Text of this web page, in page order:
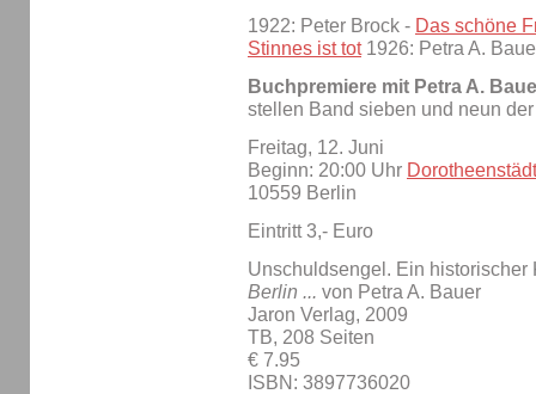
1922: Peter Brock - Das schöne
Stinnes ist tot1926: Petra A.
Buchpremiere mit Petra A.
stellen Band sieben und neun
Freitag, 12. Juni
Beginn: 20:00 Uhr
10559 Berlin
Eintritt 3,- Euro
Unschuldsengel. Ein
Berlin ... von Petra A. Bauer
Jaron Verlag, 2009
TB, 208 Seiten
€ 7.95
ISBN: 3897736020